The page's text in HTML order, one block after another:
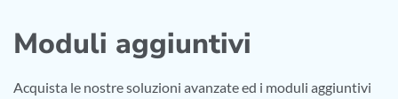
Moduli aggiuntivi
Acquista le nostre soluzioni avanzate ed i moduli aggiuntivi